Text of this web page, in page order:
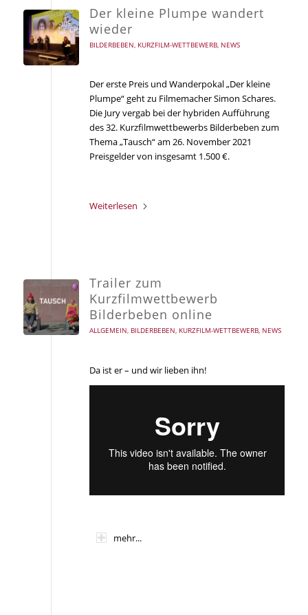
Der kleine Plumpe wandert
wieder
BILDERBEBEN, KURZFILM-WETTBEWERB, NEWS
Der erste Preis und Wanderpokal „Der kleine
Plumpe“ geht zu Filmemacher Simon Schares.
Die Jury vergab bei der hybriden Aufführung
des 32. Kurzfilmwettbewerbs Bilderbeben zum
Thema „Tausch“ am 26. November 2021
Preisgelder von insgesamt 1.500 €.
Weiterlesen
Trailer zum
Kurzfilmwettbewerb
Bilderbeben online
ALLGEMEIN, BILDERBEBEN, KURZFILM-WETTBEWERB, NEWS
Da ist er – und wir lieben ihn!
mehr...